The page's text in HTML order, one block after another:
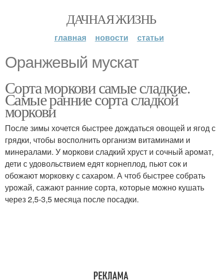
ДАЧНАЯ ЖИЗНЬ
главная новости статьи
Оранжевый мускат
Сорта моркови самые сладкие.
Самые ранние сорта сладкой
моркови
После зимы хочется быстрее дождаться овощей и ягод с
грядки, чтобы восполнить организм витаминами и
минералами. У моркови сладкий хруст и сочный аромат,
дети с удовольствием едят корнеплод, пьют сок и
обожают морковку с сахаром. А чтоб быстрее собрать
урожай, сажают ранние сорта, которые можно кушать
через 2,5-3,5 месяца после посадки.